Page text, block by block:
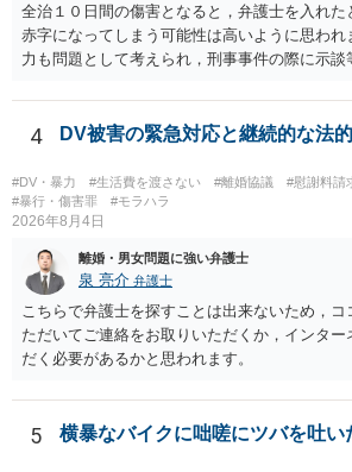
全治１０日間の傷害となると，弁護士を入れ
赤字になってしまう可能性は高いように思われ
力も問題として考えられ，刑事事件の際に示
う。
4 DV被害の緊急対応と継続的な法
#DV・暴力 #生活費を渡さない #離婚協議
#慰謝料請
#暴行・傷害罪
#モラハラ
2026年8月4日
離婚・男女問題に強い弁護士
泉 亮介 弁護士
こちらで弁護士を探すことは出来ないため，
ただいてご連絡をお取りいただくか，インター
だく必要があるかと思われます。
5 横暴なバイクに咄嗟にツバを吐い